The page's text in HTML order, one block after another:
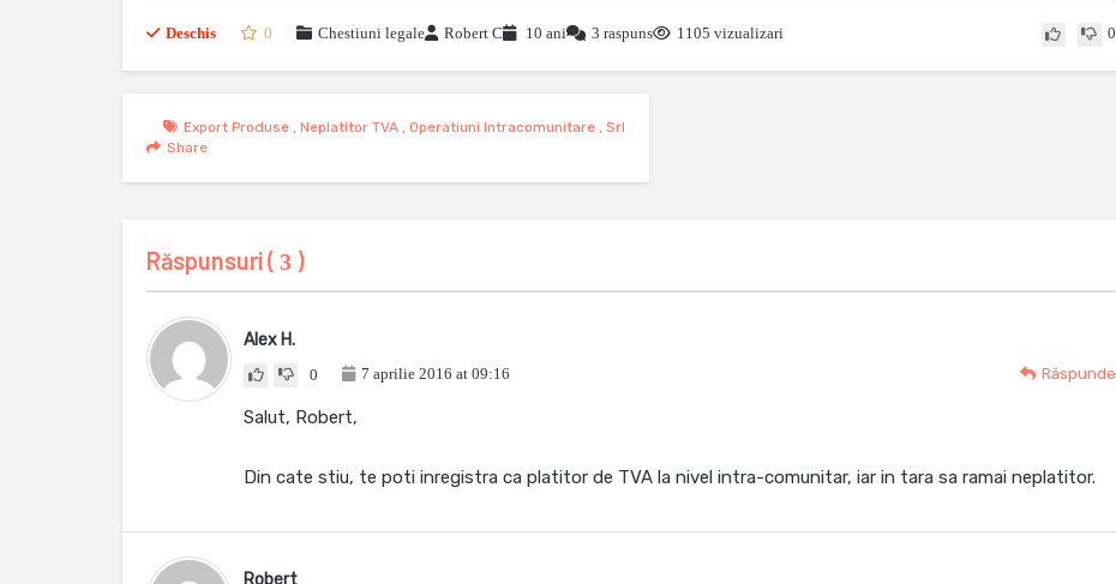
Deschis 0 Chestiuni legale Robert C 10 ani 3 raspuns 1105 vizualizari 0
Export Produse ,Neplatitor TVA ,Operatiuni Intracomunitare ,Srl
Share
Răspunsuri ( 3 )
Alex H.
0 7 aprilie 2016 at 09:16 Răspunde
Salut, Robert,
Din cate stiu, te poti inregistra ca platitor de TVA la nivel intra-comunitar, iar in tara sa ramai neplatitor.
Robert